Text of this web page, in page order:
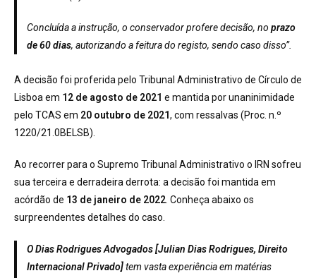
Concluída a instrução, o conservador profere decisão, no prazo
de 60 dias, autorizando a feitura do registo, sendo caso disso”.
A decisão foi proferida pelo Tribunal Administrativo de Círculo de
Lisboa em 12 de agosto de 2021 e mantida por unaninimidade
pelo TCAS em 20 outubro de 2021, com ressalvas (Proc. n.º
1220/21.0BELSB).
Ao recorrer para o Supremo Tribunal Administrativo o IRN sofreu
sua terceira e derradeira derrota: a decisão foi mantida em
acórdão de 13 de janeiro de 2022. Conheça abaixo os
surpreendentes detalhes do caso.
O Dias Rodrigues Advogados [Julian Dias Rodrigues, Direito
Internacional Privado]tem vasta experiência em matérias